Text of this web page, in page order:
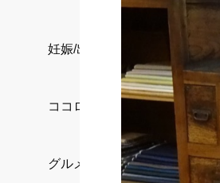
妊娠/出産/家族
ココロ/カラダ
グルメ